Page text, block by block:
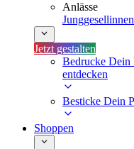
Anlässe
Jetzt gestalten
Bedrucke Dein
entdecken
Besticke Dein
Shoppen